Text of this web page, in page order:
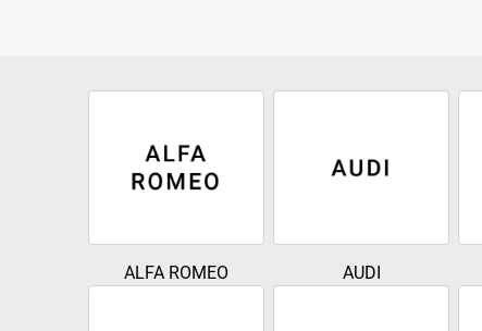
ALFA ROMEO AUDI